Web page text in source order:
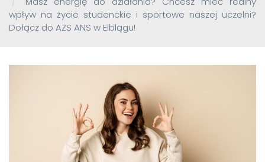
wpływ na życie studenckie i sportowe naszej uczelni?
Dołącz do AZS ANS w Elblągu!